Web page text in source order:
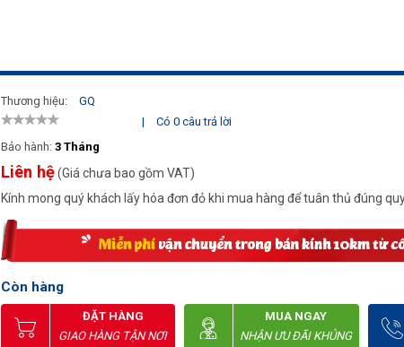
Thương hiệu:
GQ
|
Có 0 câu trả lời
Bảo hành: 3 Tháng
Liên hệ(Giá chưa bao gồm VAT)
Kính mong quý khách lấy hóa đơn đỏ khi mua hàng để tuân thủ đúng
Còn hàng
ĐẶT HÀNG
GIAO HÀNG TẬN NƠI
MUA NGAY
NHẬN ƯU ĐÃI KHỦNG